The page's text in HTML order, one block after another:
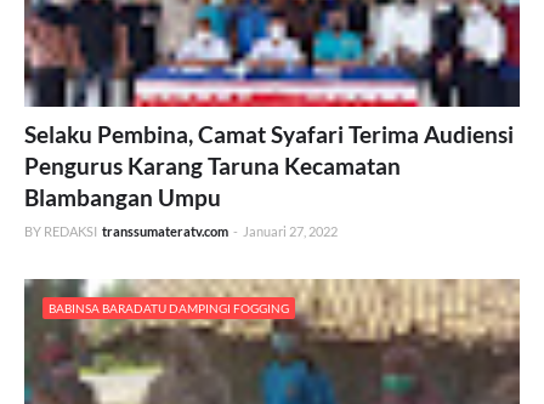
Selaku Pembina, Camat Syafari Terima Audiensi
Pengurus Karang Taruna Kecamatan
Blambangan Umpu
BY REDAKSI transsumateratv.com - Januari 27, 2022
BABINSA BARADATU DAMPINGI FOGGING